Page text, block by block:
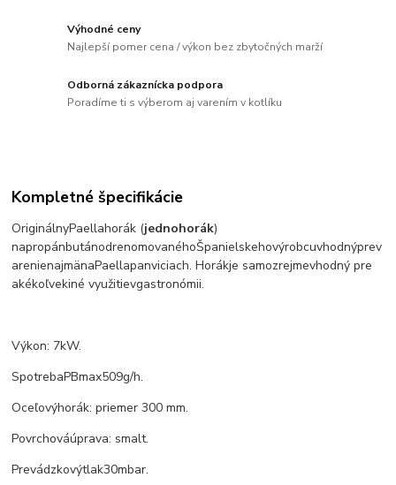
Výhodné ceny
Najlepší pomer cena / výkon bez zbytočných marží
Odborná zákaznícka podpora
Poradíme ti s výberom aj varením v kotlíku
Kompletné špecifikácie
OriginálnyPaellahorák (jednohorák)
napropánbutánodrenomovanéhoŠpanielskehovýrobcuvhodnýprev
arenienajmänaPaellapanviciach.Horákje samozrejmevhodný pre
akékoľvekiné využitievgastronómii.
Výkon: 7kW.
SpotrebaPBmax509g/h.
Oceľovýhorák: priemer300 mm.
Povrchováúprava: smalt.
Prevádzkovýtlak30mbar.